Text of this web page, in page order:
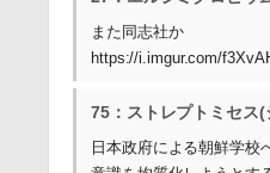
また同志社か
https://i.imgur.com/
75：ストレプトミセス(
日本政府による朝鮮学校